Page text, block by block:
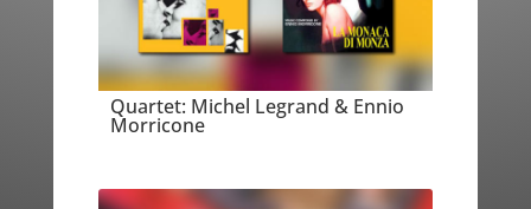
Quartet: Michel Legrand & Ennio
Morricone